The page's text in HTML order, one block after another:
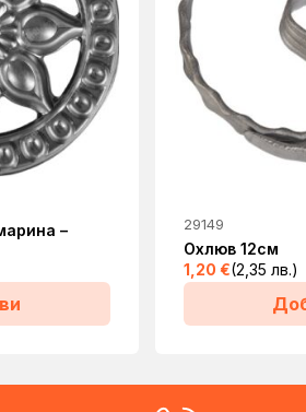
–
29149
Охлюв 12см
1,20 €(2,35 лв.)